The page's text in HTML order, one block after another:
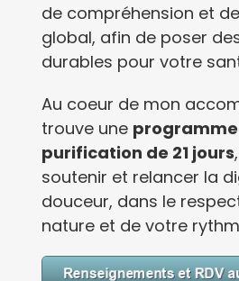
de compréhension et
global, afin de poser
durables pour votre
Au coeur de mon
trouve une
purification de 21 jours
soutenir et relancer la
douceur, dans le
nature et de votre